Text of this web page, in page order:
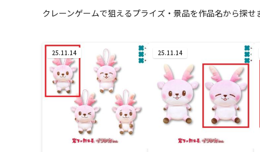
クレーンゲームで狙えるプライズ・景品を作品名から探
25.11.14 25.11.14